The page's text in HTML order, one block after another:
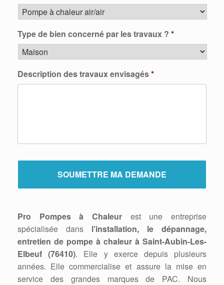
Type de bien concerné par les travaux ? *
Description des travaux envisagés*
Pro Pompes à Chaleur est une entreprise
spécialisée dans l’installation, le dépannage,
entretien de pompe à chaleur à Saint-Aubin-Les-
Elbeuf (76410). Elle y exerce depuis plusieurs
années. Elle commercialise et assure la mise en
service des grandes marques de PAC. Nous